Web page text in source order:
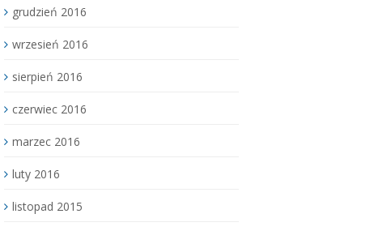
grudzień 2016
wrzesień 2016
sierpień 2016
czerwiec 2016
marzec 2016
luty 2016
listopad 2015